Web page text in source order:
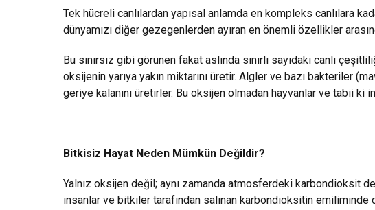
Tek hücreli canlılardan yapısal anlamda en kompleks canlılara
dünyamızı diğer gezegenlerden ayıran en önemli özellikler
Bu sınırsız gibi görünen fakat aslında sınırlı sayıdaki canlı
oksijenin yarıya yakın miktarını üretir. Algler ve bazı bakteriler
geriye kalanını üretirler. Bu oksijen olmadan hayvanlar ve tabii ki
Bitkisiz Hayat Neden Mümkün Değildir?
Yalnız oksijen değil; aynı zamanda atmosferdeki karbondioksit de
insanlar ve bitkiler tarafından salınan karbondioksitin